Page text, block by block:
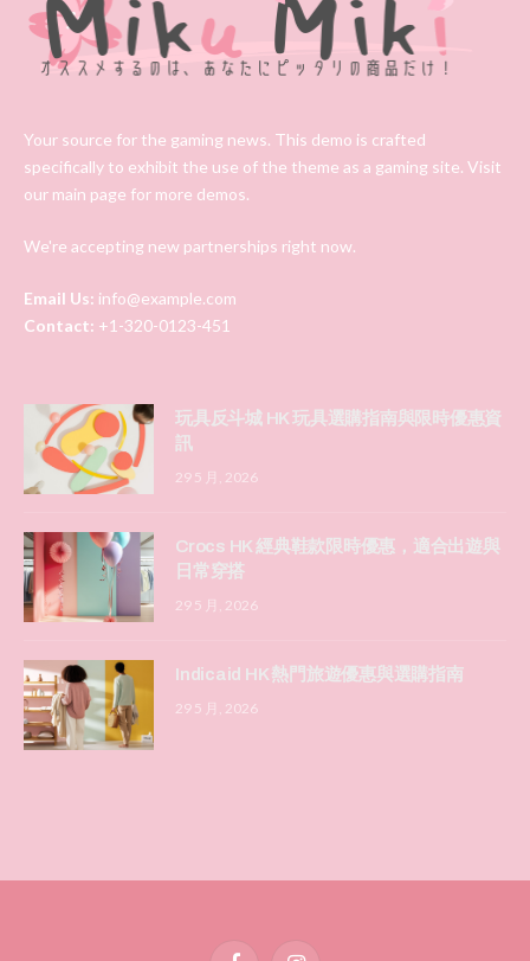
Your source for the gaming news. This demo is crafted
specifically to exhibit the use of the theme as a gaming site. Visit
our main page for more demos.
We're accepting new partnerships right now.
Email Us: info@example.com
Contact: +1-320-0123-451
玩具反斗城 HK 玩具選購指南與限時優惠資
訊
29 5 月, 2026
Crocs HK 經典鞋款限時優惠，適合出遊與
日常穿搭
29 5 月, 2026
Indicaid HK 熱門旅遊優惠與選購指南
29 5 月, 2026